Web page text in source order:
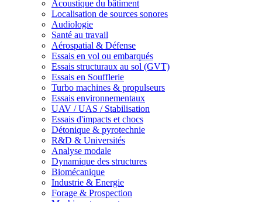
Acoustique du bâtiment
Localisation de sources sonores
Audiologie
Santé au travail
Aérospatial & Défense
Essais en vol ou embarqués
Essais structuraux au sol (GVT)
Essais en Soufflerie
Turbo machines & propulseurs
Essais environnementaux
UAV / UAS / Stabilisation
Essais d'impacts et chocs
Détonique & pyrotechnie
R&D & Universités
Analyse modale
Dynamique des structures
Biomécanique
Industrie & Energie
Forage & Prospection